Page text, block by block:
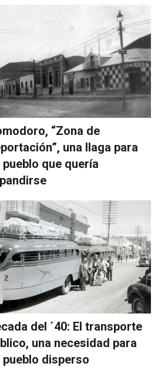
“Zona de
una llaga para
pueblo que quería
del ´40: El transporte
una necesidad para
pueblo disperso